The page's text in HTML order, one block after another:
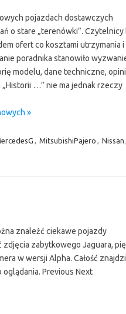
pojazdach dostawczych
o stare „terenówki”. Czytelnicy
ofert co kosztami utrzymania i
poradnika stanowiło
modelu, dane techniczne,
…” nie ma jednak rzeczy
»
, MitsubishiPajero , Nissan ,
znaleźć ciekawe pojazdy
zdjęcia zabytkowego Jaguara,
w wersji Alpha. Całość
Previous Next